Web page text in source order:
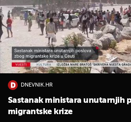
DNEVNIK.HR
Sastanak ministara unutarnjih
migrantske krize